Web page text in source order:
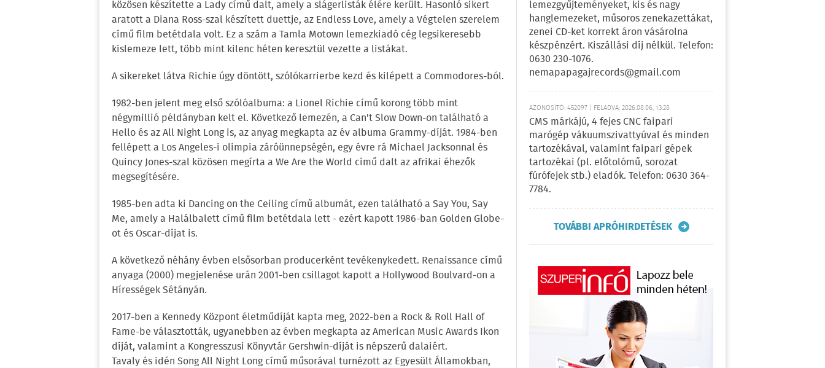
közösen készítette a Lady című dalt, amely a slágerlisták élére került. Hasonló sikert
aratott a Diana Ross-szal készített duettje, az Endless Love, amely a Végtelen szerelem
című film betétdala volt. Ez a szám a Tamla Motown lemezkiadó cég legsikeresebb
kislemeze lett, több mint kilenc héten keresztül vezette a listákat.
A sikereket látva Richie úgy döntött, szólókarrierbe kezd és kilépett a Commodores-ból.
1982-ben jelent meg első szólóalbuma: a Lionel Richie című korong több mint
négymillió példányban kelt el. Következő lemezén, a Can't Slow Down-on található a
Hello és az All Night Long is, az anyag megkapta az év albuma Grammy-díját. 1984-ben
fellépett a Los Angeles-i olimpia záróünnepségén, egy évre rá Michael Jacksonnal és
Quincy Jones-szal közösen megírta a We Are the World című dalt az afrikai éhezők
megsegítésére.
1985-ben adta ki Dancing on the Ceiling című albumát, ezen található a Say You, Say
Me, amely a Halálbalett című film betétdala lett - ezért kapott 1986-ban Golden Globe-
ot és Oscar-díjat is.
A következő néhány évben elsősorban producerként tevékenykedett. Renaissance című
anyaga (2000) megjelenése urán 2001-ben csillagot kapott a Hollywood Boulvard-on a
Hírességek Sétányán.
2017-ben a Kennedy Központ életműdíját kapta meg, 2022-ben a Rock & Roll Hall of
Fame-be választották, ugyanebben az évben megkapta az American Music Awards Ikon
díját, valamint a Kongresszusi Könyvtár Gershwin-díját is népszerű dalaiért.
Tavaly és idén Song All Night Long című műsorával turnézott az Egyesült Államokban,
lemezgyűjteményeket, kis és nagy
hanglemezeket, műsoros zenekazettákat,
zenei CD-ket korrekt áron vásárolna
készpénzért. Kiszállási díj nélkül. Telefon:
0630 230-1076.
nemapapagajrecords@gmail.com
AZONOSÍTÓ: 452097 | FELADVA: 2026.08.06, 13:28
CMS márkájú, 4 fejes CNC faipari
marógép vákuumszivattyúval és minden
tartozékával, valamint faipari gépek
tartozékai (pl. előtolómű, sorozat
fúrófejek stb.) eladók. Telefon: 0630 364-
7784.
TOVÁBBI APRÓHIRDETÉSEK